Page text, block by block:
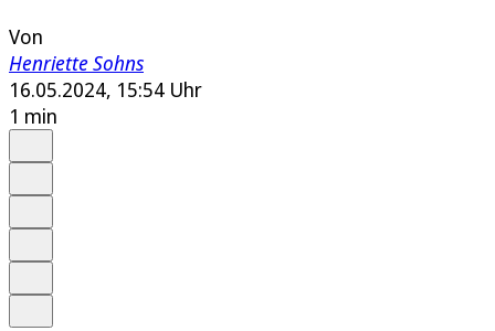
Von
Henriette Sohns
16.05.2024, 15:54 Uhr
1 min